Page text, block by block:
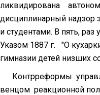
ликвидирована
дисциплинарный надзор
и студентами. В пять, раз
Указом 1887 г. "О
гимназии детей низших
Контрреформы
венцом реакционной